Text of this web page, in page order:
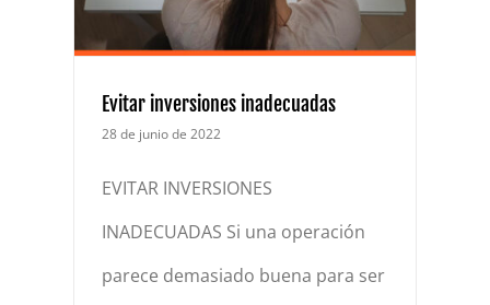
Evitar inversiones inadecuadas
28 de junio de 2022
EVITAR INVERSIONES
INADECUADAS Si una operación
parece demasiado buena para ser